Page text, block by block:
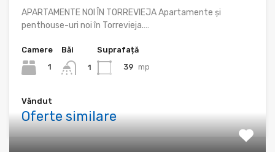
APARTAMENTE NOI ÎN TORREVIEJA Apartamente și
penthouse-uri noi în Torrevieja.…
Camere
1
Băi
1
Suprafață
39 mp
Văndut
Oferte similare